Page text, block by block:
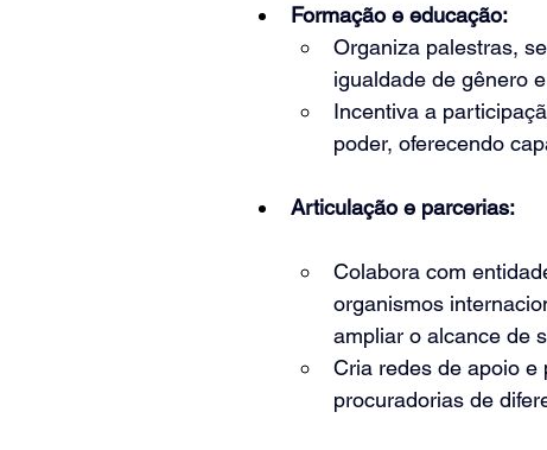
Formação e educação:
Organiza palestras,
igualdade de gênero
Incentiva a
poder, oferecendo
Articulação e parcerias:
Colabora com
organismos
ampliar o alcance de
Cria redes de apoio e
procuradorias de